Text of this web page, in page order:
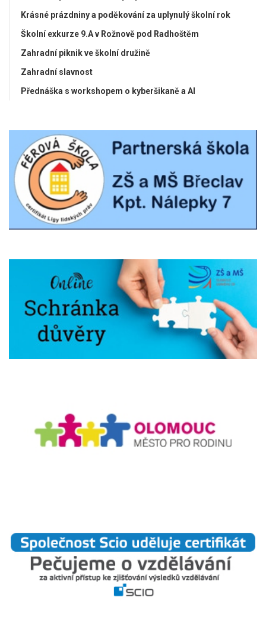
Krásné prázdniny a poděkování za uplynulý školní rok
Školní exkurze 9.A v Rožnově pod Radhoštěm
Zahradní piknik ve školní družině
Zahradní slavnost
Přednáška s workshopem o kyberšikaně a AI